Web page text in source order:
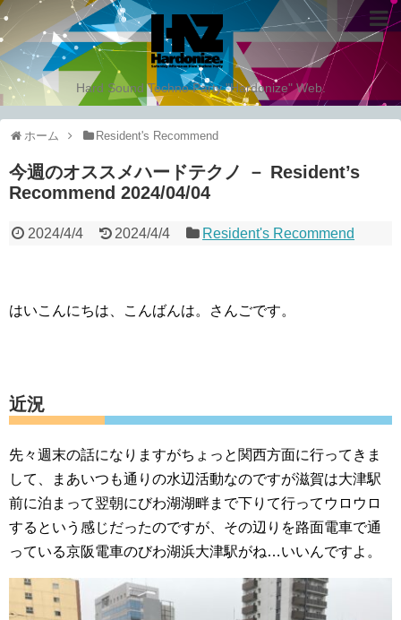
Hard Sound Techno Party "Hardonize" Web.
ホーム Resident's Recommend
今週のオススメハードテクノ － Resident’s
Recommend 2024/04/04
2024/4/4 2024/4/4 Resident's Recommend
はいこんにちは、こんばんは。さんごです。
近況
先々週末の話になりますがちょっと関西方面に行ってきま
して、まあいつも通りの水辺活動なのですが滋賀は大津駅
前に泊まって翌朝にびわ湖湖畔まで下りて行ってウロウロ
するという感じだったのですが、その辺りを路面電車で通
っている京阪電車のびわ湖浜大津駅がね…いいんですよ。